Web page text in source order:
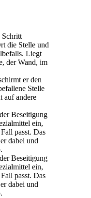
Schritt
die Stelle und
Liegt
der Wand, im
er den
Stelle
auf andere
Beseitigung
ein,
passt. Das
dabei und
Beseitigung
ein,
passt. Das
dabei und